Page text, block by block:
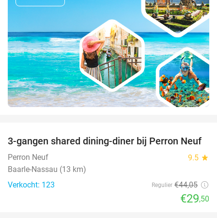
33%
3-gangen shared dining-diner bij Perron Neuf
Perron Neuf 9.5 star
Baarle-Nassau (13 km)
Verkocht: 123
Regulier €44,05
€29,50